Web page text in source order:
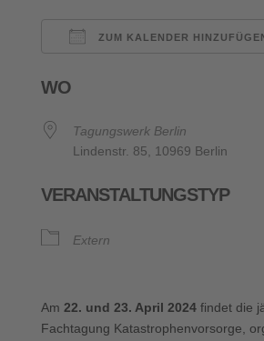
ZUM KALENDER
WO
Tagungswerk Berlin
Lindenstr. 85, 10969 Berlin
VERANSTALTUNGSTYP
Extern
Am 22. und 23. April 2024findet die
Fachtagung Katastrophenvorsorge,